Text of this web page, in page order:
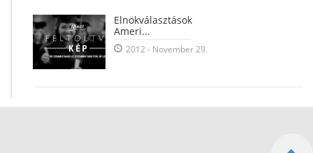
Elnökválasztások
Ameri...
2012 - November 29.